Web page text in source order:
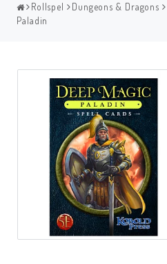
Rollspel Dungeons & Dragons
Paladin